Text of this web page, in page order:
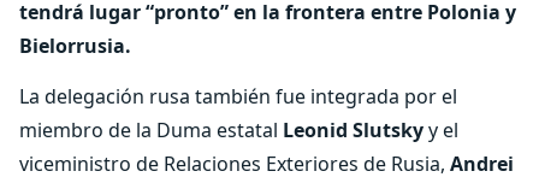
tendrá lugar “pronto” en la frontera entre Polonia y
Bielorrusia.
La delegación rusa también fue integrada por el
miembro de la Duma estatal Leonid Slutskyy el
viceministro de Relaciones Exteriores de Rusia, Andrei